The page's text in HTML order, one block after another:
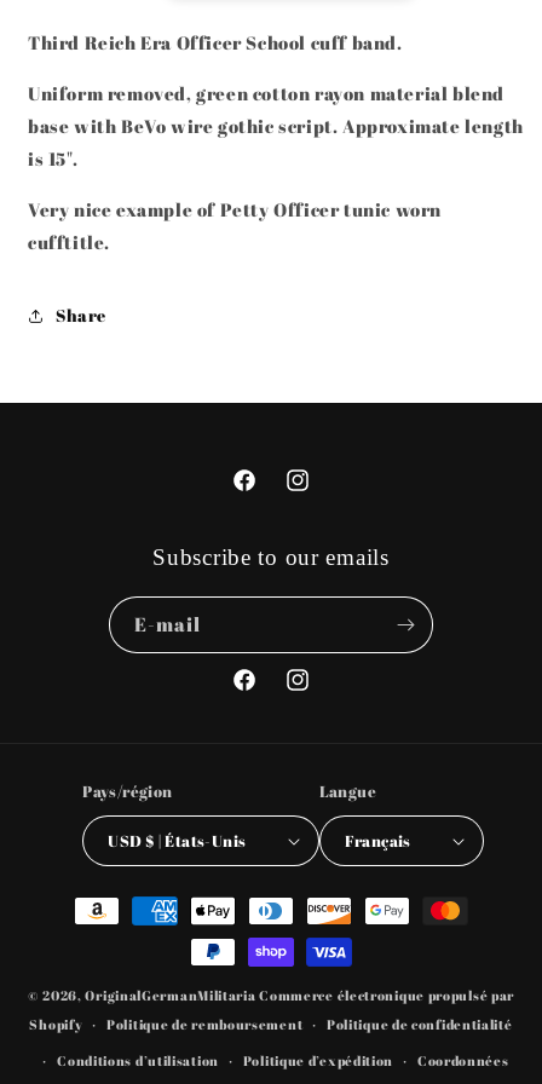
CUFFTITLE
BEVO
CUFFTITLE
BEVO
Third Reich Era Officer School cuff band.
Uniform removed, green cotton rayon material blend
base with BeVo wire gothic script. Approximate length
is 15".
Very nice example of Petty Officer tunic worn
cufftitle.
Share
FacebookInstagram
Subscribe to our emails
E-mail
FacebookInstagram
Pays/région
USD $ | États-Unis
Langue
Français
Moyens
© 2026,OriginalGermanMilitaria Commerce électronique propulsé par
Shopify
Politique de remboursement
Politique de confidentialité
Conditions d’utilisation
Politique d’expédition Coordonnées